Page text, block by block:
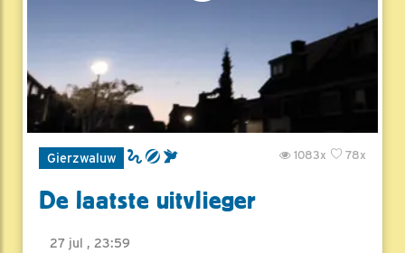
Gierzwaluw 78x
1083x
De laatste uitvlieger
27 jul , 23:59